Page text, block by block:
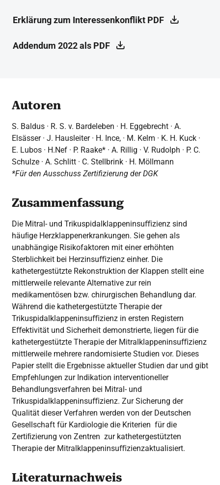
Erklärung zum Interessenkonflikt PDF
Addendum 2022 als PDF
Autoren
S. Baldus · R. S. v. Bardeleben · H. Eggebrecht · A.
Elsässer · J. Hausleiter · H. Ince, · M. Kelm · K. H. Kuck ·
E. Lubos · H.Nef · P. Raake* · A. Rillig · V. Rudolph · P. C.
Schulze · A. Schlitt · C. Stellbrink · H. Möllmann
*Für den Ausschuss Zertifizierung der DGK
Zusammenfassung
Die Mitral- und Trikuspidalklappeninsuﬃzienz sind
häuﬁge Herzklappenerkrankungen. Sie gehen als
unabhängige Risikofaktoren mit einer erhöhten
Sterblichkeit bei Herzinsuﬃzienz einher. Die
kathetergestützte Rekonstruktion der Klappen stellt eine
mittlerweile relevante Alternative zur rein
medikamentösen bzw. chirurgischen Behandlung dar.
Während die kathetergestützte Therapie der
Trikuspidalklappeninsuﬃzienz in ersten Registern
Eﬀektivität und Sicherheit demonstrierte, liegen für die
kathetergestützte Therapie der Mitralklappeninsuﬃzienz
mittlerweile mehrere randomisierte Studien vor. Dieses
Papier stellt die Ergebnisse aktueller Studien dar und gibt
Empfehlungen zur Indikation interventioneller
Behandlungsverfahren bei Mitral- und
Trikuspidalklappeninsuﬃzienz. Zur Sicherung der
Qualität dieser Verfahren werden von der Deutschen
Gesellschaft für Kardiologie die Kriterien für die
Zertiﬁzierung von Zentren zur kathetergestützten
Therapie der Mitralklappeninsuﬃzienzaktualisiert.
Literaturnachweis